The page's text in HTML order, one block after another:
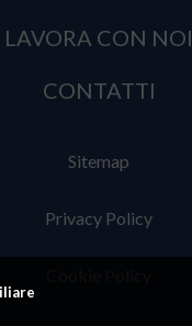
LAVORA CON NOI
CONTATTI
Sitemap
Privacy Policy